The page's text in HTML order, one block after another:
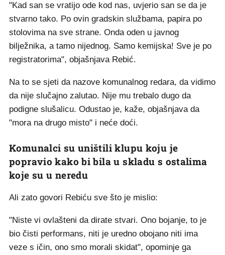
"Kad san se vratijo ode kod nas, uvjerio san se da je
stvarno tako. Po ovin gradskin službama, papira po
stolovima na sve strane. Onda oden u javnog
bilježnika, a tamo nijednog. Samo kemijska! Sve je po
registratorima", objašnjava Rebić.
Na to se sjeti da nazove komunalnog redara, da vidimo
da nije slučajno zalutao. Nije mu trebalo dugo da
podigne slušalicu. Odustao je, kaže, objašnjava da
"mora na drugo misto" i neće doći.
Komunalci su uništili klupu koju je
popravio kako bi bila u skladu s ostalima
koje su u neredu
Ali zato govori Rebiću sve što je mislio:
"Niste vi ovlašteni da dirate stvari. Ono bojanje, to je
bio čisti performans, niti je uredno obojano niti ima
veze s ičin, ono smo morali skidat", opominje ga